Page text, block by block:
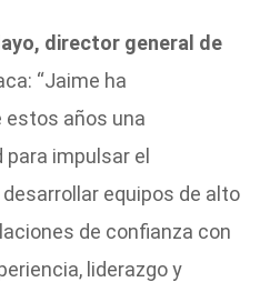
director general de
“Jaime ha
estos años una
impulsar el
equipos de alto
de confianza con
liderazgo y